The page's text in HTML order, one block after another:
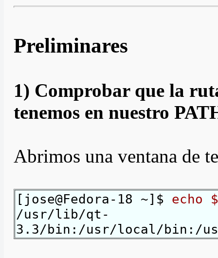
Preliminares
1) Comprobar que la
tenemos en nuestro
Abrimos una ventana de
[jose@Fedora-18 ~]$ echo
/usr/lib/qt-
3.3/bin:/usr/local/bin:/